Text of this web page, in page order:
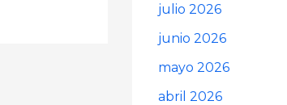
julio 2026
junio 2026
mayo 2026
abril 2026